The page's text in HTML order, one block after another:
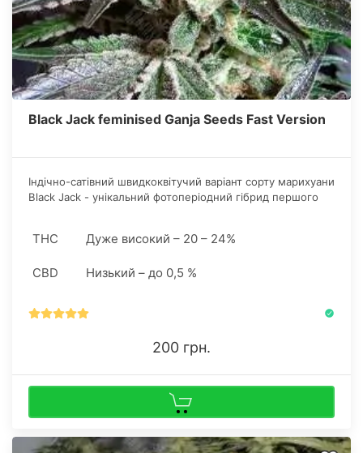
Black Jack feminised Ganja Seeds Fast Version
Індічно-сатівний швидкоквітучий варіант сорту марихуани
Black Jack - унікальний фотоперіодний гібрид першого
THC Дуже високий – 20 – 24%
CBD Низький – до 0,5 %
200 грн.